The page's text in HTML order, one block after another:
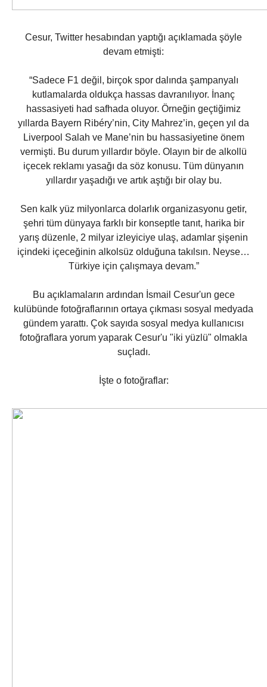
Cesur, Twitter hesabından yaptığı açıklamada şöyle
devam etmişti:
“Sadece F1 değil, birçok spor dalında şampanyalı
kutlamalarda oldukça hassas davranılıyor. İnanç
hassasiyeti had safhada oluyor. Örneğin geçtiğimiz
yıllarda Bayern Ribéry’nin, City Mahrez’in, geçen yıl da
Liverpool Salah ve Mane’nin bu hassasiyetine önem
vermişti. Bu durum yıllardır böyle. Olayın bir de alkollü
içecek reklamı yasağı da söz konusu. Tüm dünyanın
yıllardır yaşadığı ve artık aştığı bir olay bu.
Sen kalk yüz milyonlarca dolarlık organizasyonu getir,
şehri tüm dünyaya farklı bir konseptle tanıt, harika bir
yarış düzenle, 2 milyar izleyiciye ulaş, adamlar şişenin
içindeki içeceğinin alkolsüz olduğuna takılsın. Neyse…
Türkiye için çalışmaya devam.”
Bu açıklamaların ardından İsmail Cesur'un gece
kulübünde fotoğraflarının ortaya çıkması sosyal medyada
gündem yarattı. Çok sayıda sosyal medya kullanıcısı
fotoğraflara yorum yaparak Cesur'u "iki yüzlü" olmakla
suçladı.
İşte o fotoğraflar: